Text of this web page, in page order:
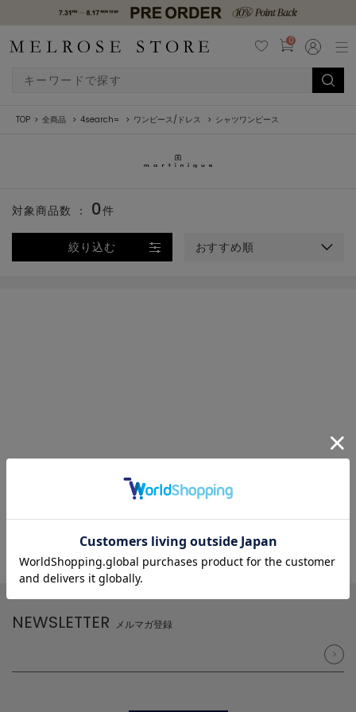
0
TOP 全商品 4search= ワンピース/ドレス シャツワンピース
絞り込む おすすめ順
対象商品数 ： 0件
NEWSLETTER メルマガ登録